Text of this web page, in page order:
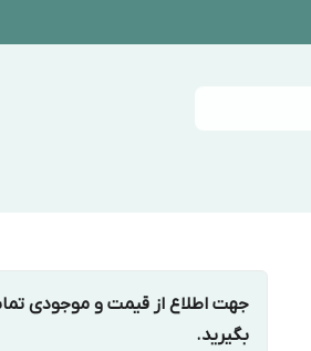
جهت اطلاع از قیمت و موجودی
بگیرید.